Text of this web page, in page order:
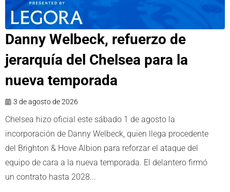
Danny Welbeck, refuerzo de
jerarquía del Chelsea para la
nueva temporada
3 de agosto de 2026
Chelsea hizo oficial este sábado 1 de agosto la
incorporación de Danny Welbeck, quien llega procedente
del Brighton & Hove Albion para reforzar el ataque del
equipo de cara a la nueva temporada. El delantero firmó
un contrato hasta 2028...